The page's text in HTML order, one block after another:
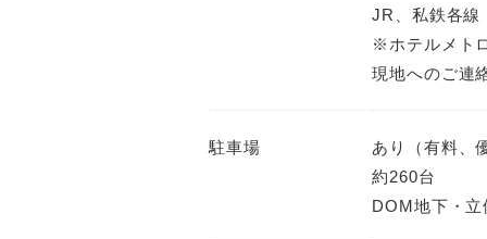
JR、私鉄各線
※ホテルメト
現地へのご連
駐車場
あり（有料、
約260台
DOM地下・